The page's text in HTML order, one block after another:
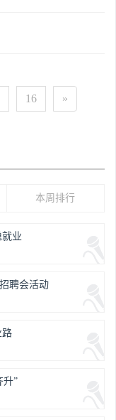
16 »
本周排行
业
聘会活动
路
升”